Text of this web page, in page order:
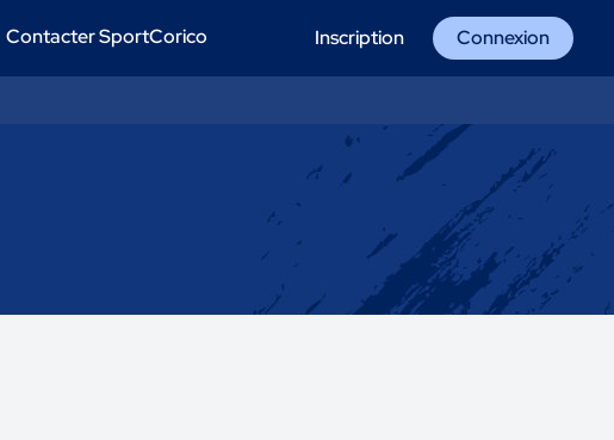
Contacter SportCorico Inscription Connexion